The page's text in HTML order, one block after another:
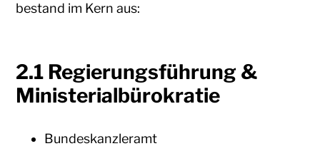
bestand im Kern aus:
2.1 Regierungsführung &
Ministerialbürokratie
Bundeskanzleramt